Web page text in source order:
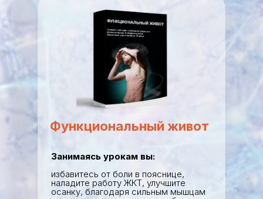
Занимаясь урокам вы:
избавитесь от боли в пояснице,
наладите работу ЖКТ, улучшите
осанку, благодаря сильным мышцам
Функциональный живот